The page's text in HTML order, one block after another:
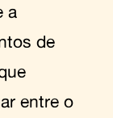
a
de
entre o